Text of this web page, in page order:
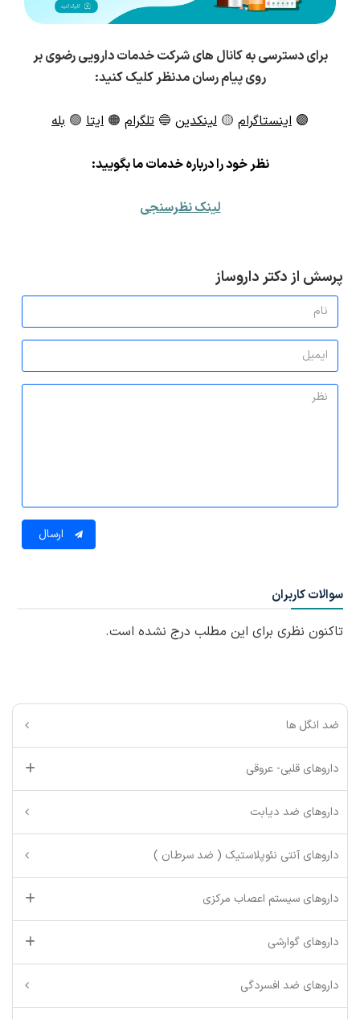
برای دسترسی به کانال های شرکت خدمات دارویی رضوی بر
روی پیام رسان مدنظر کلیک کنید:
🟣 اینستاگرام 🟡 لینکدین 🔵 تلگرام 🟠 ایتا 🟢 بله
نظر خود را درباره خدمات ما بگویید:
لینک نظرسنجی
پرسش از دکتر داروساز
ارسال
سوالات کاربران
تاکنون نظری برای این مطلب درج نشده است.
ضد انگل ها
داروهای قلبی- عروقی
داروهای ضد دیابت
داروهای آنتی نئوپلاستیک ( ضد سرطان )
داروهای سیستم اعصاب مرکزی
داروهای گوارشی
داروهای ضد افسردگی